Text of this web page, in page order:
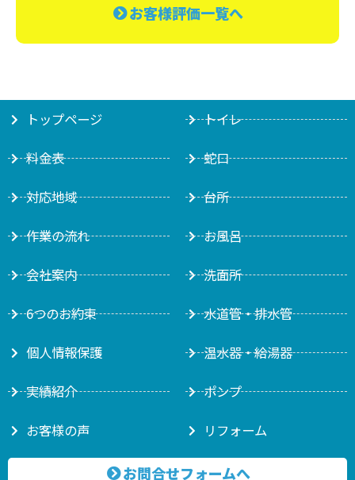
お客様評価一覧へ
トップページ
料金表
対応地域
作業の流れ
会社案内
6つのお約束
個人情報保護
実績紹介
お客様の声
トイレ
蛇口
台所
お風呂
洗面所
水道管・排水管
温水器・給湯器
ポンプ
リフォーム
お問合せフォームへ